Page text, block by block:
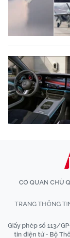
CƠ QUAN CHỦ
TRANG THÔNG
Giấy phép số 113/
tin điện tử - Bộ